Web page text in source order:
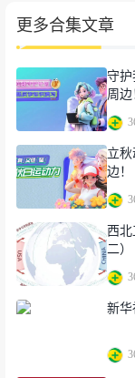
到，科技企业
并将之总结为“
字产业化，上
新；下海是指
海，用技术帮
化“脱贫”，消
周鸿祎在谈到
小微企业是国
的税收，60%
和80%以上的
成败。然而，
更多合集文章
守护
周边
立
边！
西
二）
新华